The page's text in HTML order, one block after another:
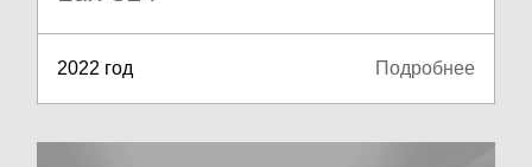
2022 год Подробнее